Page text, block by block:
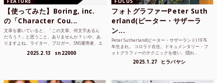
【使ってみた】Boring, inc.
の「Character Cou...
文章を書いていると、「この文章、何文字あるん
だろう？」と思うこと、ありませんか？ いや、あ
りますよね。ライター、ブロガー、SNS運用者、エ
2025.2.13 sn22000
フォトグラファーPeter Suth
erland(ピーター・サザーラ
ン...
Peter Sutherland(ピーター・サザーランド) 1976
年生まれ。 コロラド在住。ドキュメンタリー・フ
ォトグラフィーのテクニックを使い、隠れ...
2025.1.27 ヒラバヤシ